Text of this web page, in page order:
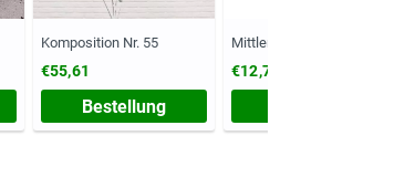
Komposition Nr. 55
€55,61
Bestellung
Mittlere Vase
€12,79